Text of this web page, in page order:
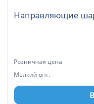
Направляющие
Розничная цена
Мелкий опт.